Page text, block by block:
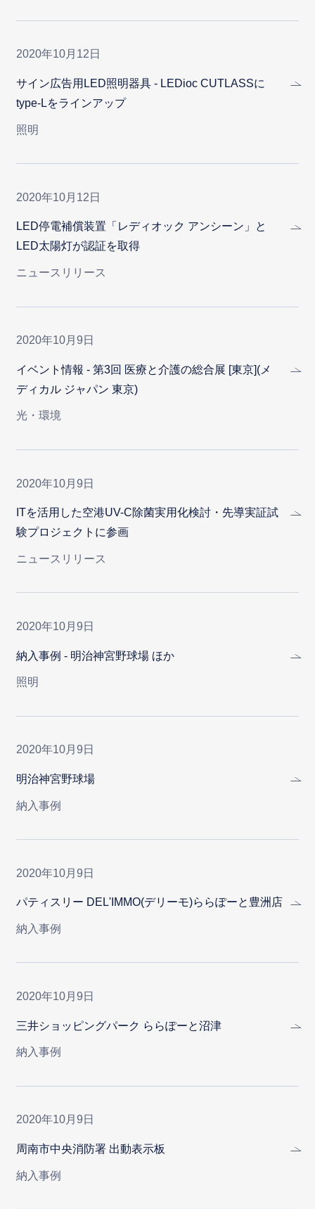
2020年10月12日
サイン広告用LED照明器具 - LEDioc CUTLASSに
type-Lをラインアップ
照明
2020年10月12日
LED停電補償装置「レディオック アンシーン」と
LED太陽灯が認証を取得
ニュースリリース
2020年10月9日
イベント情報 - 第3回 医療と介護の総合展 [東京](メ
ディカル ジャパン 東京)
光・環境
2020年10月9日
ITを活用した空港UV-C除菌実用化検討・先導実証試
験プロジェクトに参画
ニュースリリース
2020年10月9日
納入事例 - 明治神宮野球場 ほか
照明
2020年10月9日
明治神宮野球場
納入事例
2020年10月9日
パティスリー DEL'IMMO(デリーモ)ららぽーと豊洲店
納入事例
2020年10月9日
三井ショッピングパーク ららぽーと沼津
納入事例
2020年10月9日
周南市中央消防署 出動表示板
納入事例